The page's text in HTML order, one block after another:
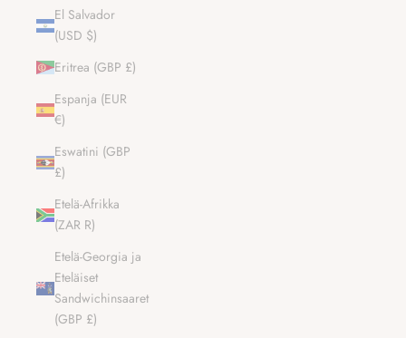
El Salvador
(USD $)
Eritrea (GBP £)
Espanja (EUR
€)
Eswatini (GBP
£)
Etelä-Afrikka
(ZAR R)
Etelä-Georgia ja
Eteläiset
Sandwichinsaaret
(GBP £)